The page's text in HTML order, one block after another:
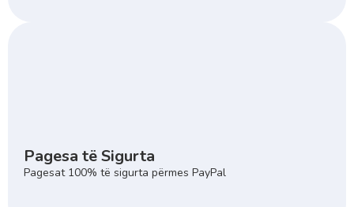
Pagesa të Sigurta
Pagesat 100% të sigurta përmes PayPal